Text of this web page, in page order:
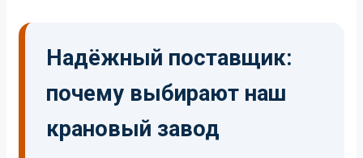
Надёжный поставщик:
почему выбирают наш
крановый завод